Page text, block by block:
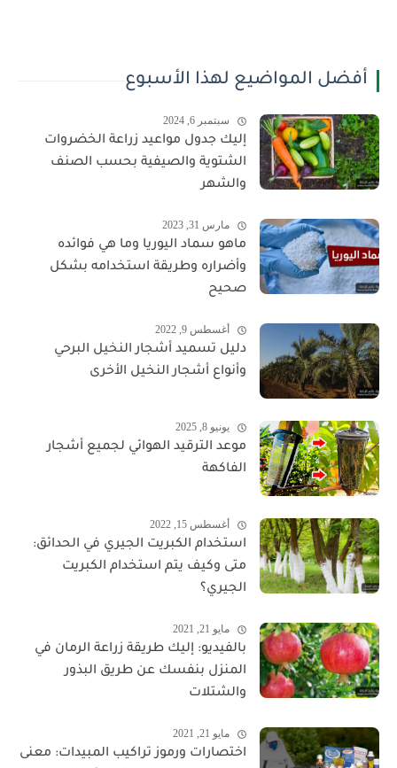
أفضل المواضيع لهذا الأسبوع
سبتمبر 6, 2024
إليك جدول مواعيد زراعة الخضروات
الشتوية والصيفية بحسب الصنف
والشهر
مارس 31, 2023
ماهو سماد اليوريا وما هي فوائده
وأضراره وطريقة استخدامه بشكل
صحيح
أغسطس 9, 2022
دليل تسميد أشجار النخيل البرحي
وأنواع أشجار النخيل الأخرى
يونيو 8, 2025
موعد الترقيد الهوائي لجميع أشجار
الفاكهة
أغسطس 15, 2022
استخدام الكبريت الجيري في الحدائق:
متى وكيف يتم استخدام الكبريت
الجيري؟
مايو 21, 2021
بالفيديو: إليك طريقة زراعة الرمان في
المنزل بنفسك عن طريق البذور
والشتلات
مايو 21, 2021
اختصارات ورموز تراكيب المبيدات: معنى